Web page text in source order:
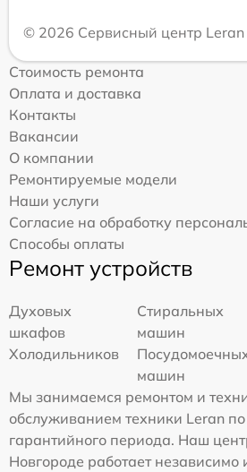
© 2026 Сервисный центр Leran
Стоимость ремонта
Оплата и доставка
Контакты
Вакансии
О компании
Ремонтируемые модели
Наши услуги
Согласие на обработку
Способы оплаты
Ремонт устройств
Духовых
шкафов
Стиральных
машин
Холодильников
машин
Мы занимаемся ремонтом и
обслуживанием техники Leran
гарантийного периода. Наш
Новгороде работает независимо